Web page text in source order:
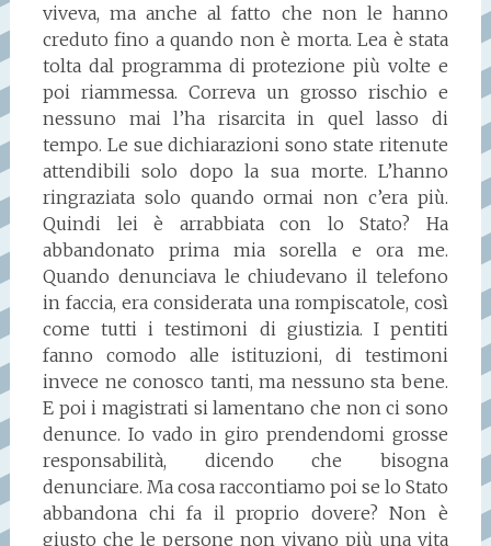
viveva, ma anche al fatto che non le hanno
creduto fino a quando non è morta. Lea è stata
tolta dal programma di protezione più volte e
poi riammessa. Correva un grosso rischio e
nessuno mai l’ha risarcita in quel lasso di
tempo. Le sue dichiarazioni sono state ritenute
attendibili solo dopo la sua morte. L’hanno
ringraziata solo quando ormai non c’era più.
Quindi lei è arrabbiata con lo Stato? Ha
abbandonato prima mia sorella e ora me.
Quando denunciava le chiudevano il telefono
in faccia, era considerata una rompiscatole, così
come tutti i testimoni di giustizia. I pentiti
fanno comodo alle istituzioni, di testimoni
invece ne conosco tanti, ma nessuno sta bene.
E poi i magistrati si lamentano che non ci sono
denunce. Io vado in giro prendendomi grosse
responsabilità, dicendo che bisogna
denunciare. Ma cosa raccontiamo poi se lo Stato
abbandona chi fa il proprio dovere? Non è
giusto che le persone non vivano più una vita